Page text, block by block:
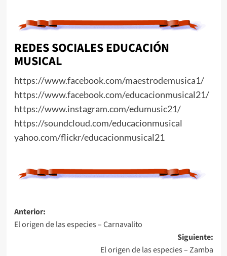
REDES SOCIALES EDUCACIÓN
MUSICAL
https://www.facebook.com/maestrodemusica1/
https://www.facebook.com/educacionmusical21/
https://www.instagram.com/edumusic21/
https://soundcloud.com/educacionmusical
yahoo.com/flickr/educacionmusical21
Navegación
de
Anterior:
El origen de las especies – Carnavalito
Siguiente:
El origen de las especies – Zamba